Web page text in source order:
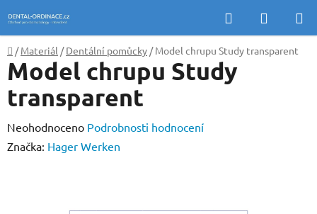
na
obsah
Hledat
KOŠÍK
Domů
/ Materiál / Dentální pomůcky / Model chrupu Study transparent
Model chrupu Study
transparent
Průměrné
hodnocení
Neohodnoceno Podrobnosti hodnocení
Značka: Hager Werken